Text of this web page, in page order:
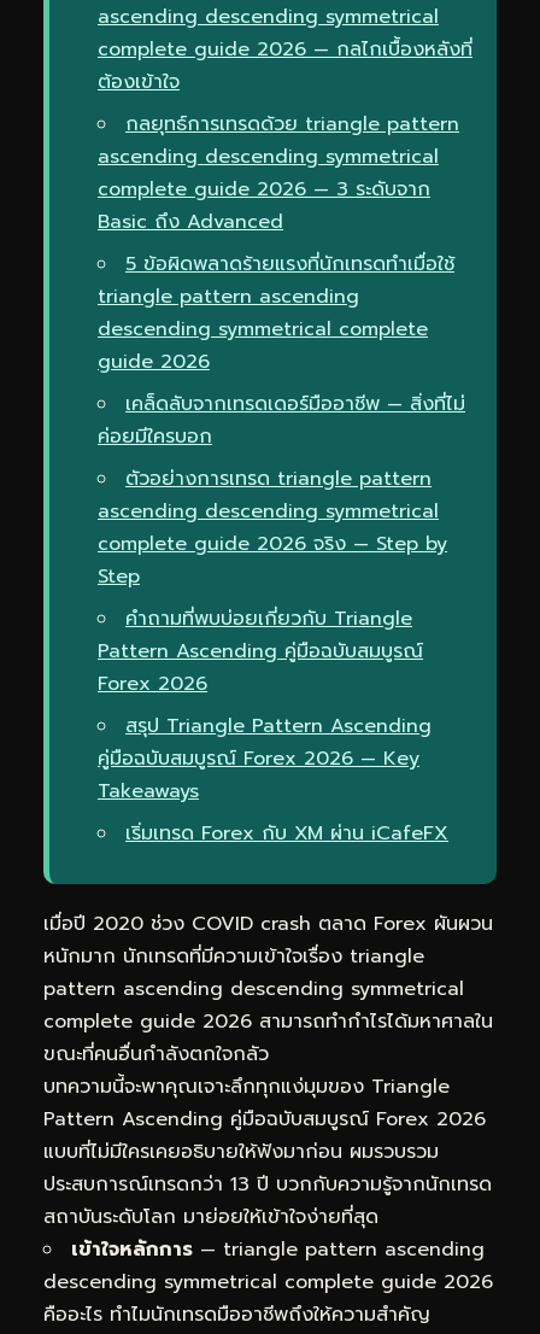
ascending descending symmetrical
complete guide 2026 — กลไกเบื้องหลังที่
ต้องเข้าใจ
กลยุทธ์การเทรดด้วย triangle pattern
ascending descending symmetrical
complete guide 2026 — 3 ระดับจาก
Basic ถึง Advanced
5 ข้อผิดพลาดร้ายแรงที่นักเทรดทำเมื่อใช้
triangle pattern ascending
descending symmetrical complete
guide 2026
เคล็ดลับจากเทรดเดอร์มืออาชีพ — สิ่งที่ไม่
ค่อยมีใครบอก
ตัวอย่างการเทรด triangle pattern
ascending descending symmetrical
complete guide 2026 จริง — Step by
Step
คำถามที่พบบ่อยเกี่ยวกับ Triangle
Pattern Ascending คู่มือฉบับสมบูรณ์
Forex 2026
สรุป Triangle Pattern Ascending
คู่มือฉบับสมบูรณ์ Forex 2026 — Key
Takeaways
เริ่มเทรด Forex กับ XM ผ่าน iCafeFX
เมื่อปี 2020 ช่วง COVID crash ตลาด Forex ผันผวน
หนักมาก นักเทรดที่มีความเข้าใจเรื่อง triangle
pattern ascending descending symmetrical
complete guide 2026 สามารถทำกำไรได้มหาศาลใน
ขณะที่คนอื่นกำลังตกใจกลัว
บทความนี้จะพาคุณเจาะลึกทุกแง่มุมของ Triangle
Pattern Ascending คู่มือฉบับสมบูรณ์ Forex 2026
แบบที่ไม่มีใครเคยอธิบายให้ฟังมาก่อน ผมรวบรวม
ประสบการณ์เทรดกว่า 13 ปี บวกกับความรู้จากนักเทรด
สถาบันระดับโลก มาย่อยให้เข้าใจง่ายที่สุด
เข้าใจหลักการ — triangle pattern ascending
descending symmetrical complete guide 2026
คืออะไร ทำไมนักเทรดมืออาชีพถึงให้ความสำคัญ